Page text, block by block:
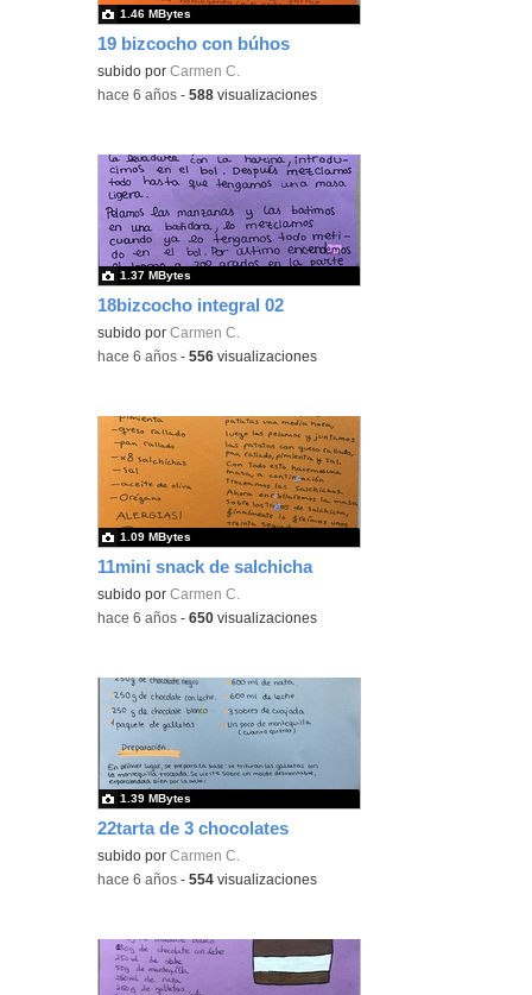
19 bizcocho con búhos
subido porCarmen C.
1.46 MBytes
-hace 6 años -588 visualizaciones
18bizcocho integral 02
subido porCarmen C.
1.37 MBytes
-hace 6 años -556 visualizaciones
11mini snack de salchicha
subido porCarmen C.
1.09 MBytes
-hace 6 años -650 visualizaciones
22tarta de 3 chocolates
subido porCarmen C.
1.39 MBytes
-hace 6 años -554 visualizaciones